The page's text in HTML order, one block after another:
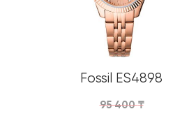
Fossil ES4898
95 400₸